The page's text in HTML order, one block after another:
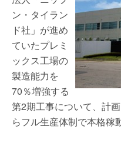
ン・タイラン
ド社」が進め
ていたプレミ
ックス工場の
製造能力を
70％増強する
第2期工事について、計
らフル生産体制で本格稼